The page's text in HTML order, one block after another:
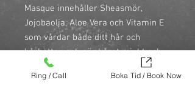
Masque innehåller Sheasmör,
Jojobaolja, Aloe Vera och Vitamin E
som vårdar både ditt hår och
hårbotten och gör håret mjukt och
frissfritt.
\n
Ring / Call Boka Tid / Book Now